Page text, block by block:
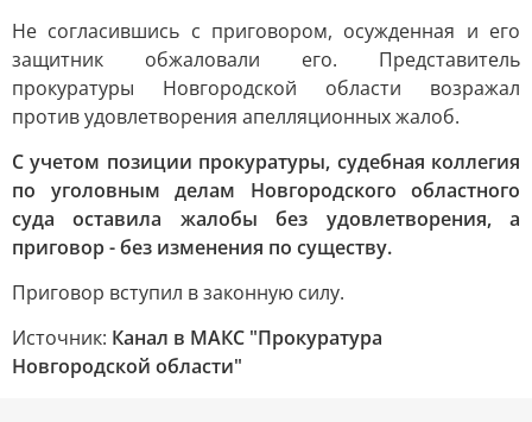
Не согласившись с приговором, осужденная и его
защитник обжаловали его. Представитель
прокуратуры Новгородской области возражал
против удовлетворения апелляционных жалоб.
С учетом позиции прокуратуры, судебная коллегия
по уголовным делам Новгородского областного
суда оставила жалобы без удовлетворения, а
приговор - без изменения по существу.
Приговор вступил в законную силу.
Источник: Канал в МАКС "Прокуратура
Новгородской области"